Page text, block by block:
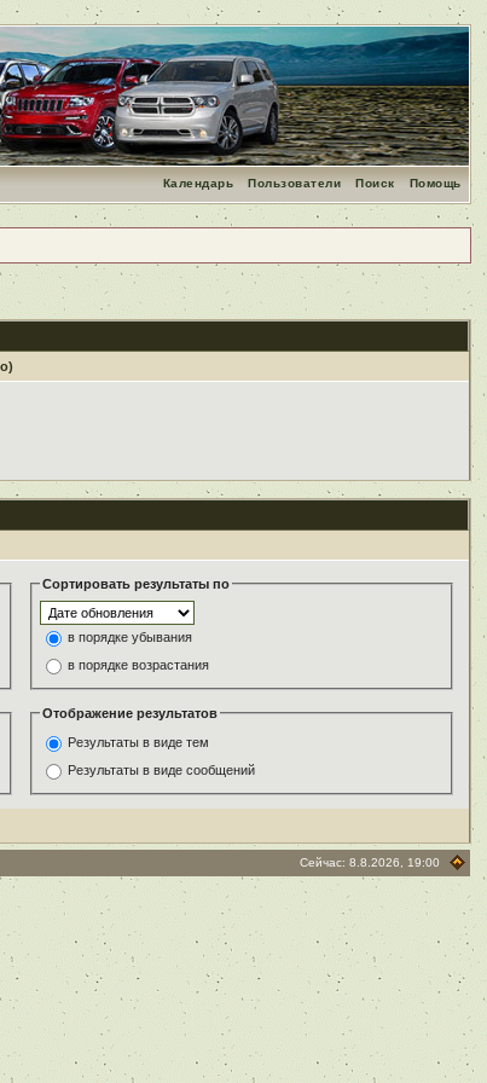
Помощь
Поиск
Пользователи
Календарь
Сортировать результаты по
в порядке убывания
в порядке возрастания
Отображение результатов
Результаты в виде тем
Результаты в виде сообщений
Сейчас: 8.8.2026, 19:00